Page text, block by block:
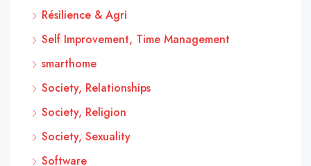
Résilience & Agri
Self Improvement, Time Management
smarthome
Society, Relationships
Society, Religion
Society, Sexuality
Software